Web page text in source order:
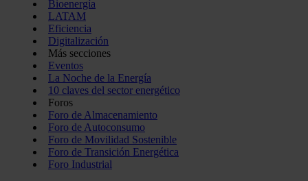
Bioenergía
LATAM
Eficiencia
Digitalización
Más secciones
Eventos
La Noche de la Energía
10 claves del sector energético
Foros
Foro de Almacenamiento
Foro de Autoconsumo
Foro de Movilidad Sostenible
Foro de Transición Energética
Foro Industrial